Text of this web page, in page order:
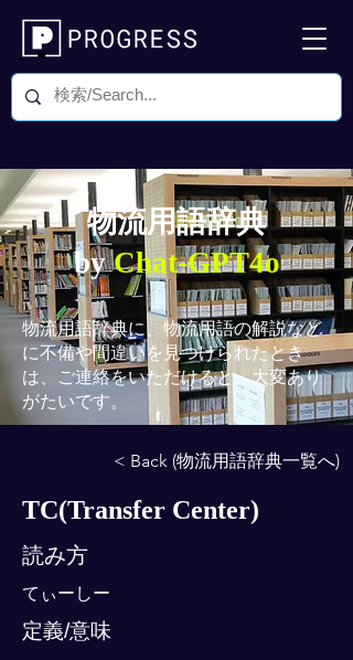
物流用語辞典
byChat-GPT4o
物流用語辞典に、物流用語の解説など
に不備や間違いを見つけられたとき
は、ご連絡をいただけると、大変あり
がたいです。
< Back (物流用語辞典一覧へ)
TC(Transfer Center)
読み方
てぃーしー
定義/意味